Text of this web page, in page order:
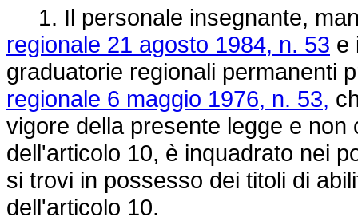
1. Il personale insegnante,
regionale 21 agosto 1984, n. 53 e
graduatorie regionali permanenti
regionale 6 maggio 1976, n. 53,
vigore della presente legge e
dell'articolo 10, è inquadrato nei
si trovi in possesso dei titoli di
dell'articolo 10.